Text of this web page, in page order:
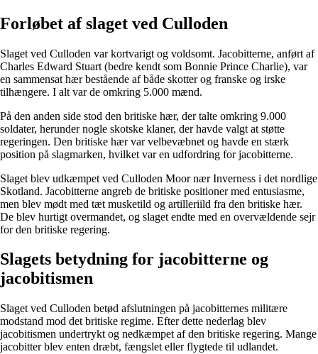
Forløbet af slaget ved Culloden
Slaget ved Culloden var kortvarigt og voldsomt. Jacobitterne, anført af
Charles Edward Stuart (bedre kendt som Bonnie Prince Charlie), var
en sammensat hær bestående af både skotter og franske og irske
tilhængere. I alt var de omkring 5.000 mænd.
På den anden side stod den britiske hær, der talte omkring 9.000
soldater, herunder nogle skotske klaner, der havde valgt at støtte
regeringen. Den britiske hær var velbevæbnet og havde en stærk
position på slagmarken, hvilket var en udfordring for jacobitterne.
Slaget blev udkæmpet ved Culloden Moor nær Inverness i det nordlige
Skotland. Jacobitterne angreb de britiske positioner med entusiasme,
men blev mødt med tæt musketild og artilleriild fra den britiske hær.
De blev hurtigt overmandet, og slaget endte med en overvældende sejr
for den britiske regering.
Slagets betydning for jacobitterne og
jacobitismen
Slaget ved Culloden betød afslutningen på jacobitternes militære
modstand mod det britiske regime. Efter dette nederlag blev
jacobitismen undertrykt og nedkæmpet af den britiske regering. Mange
jacobitter blev enten dræbt, fængslet eller flygtede til udlandet.